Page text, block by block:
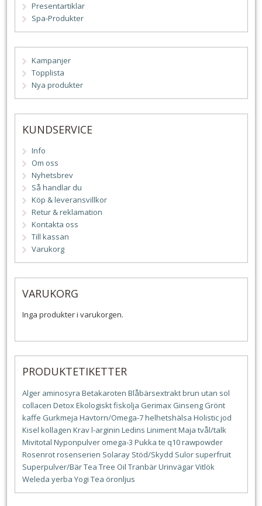
Presentartiklar
Spa-Produkter
Kampanjer
Topplista
Nya produkter
KUNDSERVICE
Info
Om oss
Nyhetsbrev
Så handlar du
Köp & leveransvillkor
Retur & reklamation
Kontakta oss
Till kassan
Varukorg
VARUKORG
Inga produkter i varukorgen.
PRODUKTETIKETTER
Alger aminosyra Betakaroten Blåbärsextraktbrun utan sol
collacen DetoxEkologisktfiskolja Gerimax Ginseng Grönt
kaffe Gurkmeja Havtorn/Omega-7helhetshälsa Holisticjod
Kisel kollagen Kravl-arginin Ledins LinimentMaja tvål/talk
Mivitotal Nyponpulver omega-3 Pukka te q10rawpowder
Rosenrotrosenserien Solaray Stöd/Skydd Sulor superfruit
Superpulver/BärTea Tree Oil TranbärUrinvägarVitlök
Weleda yerba Yogi Tea öronljus